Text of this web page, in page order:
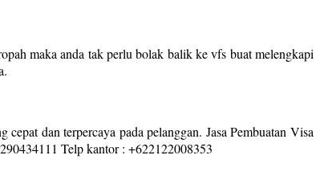
maka anda tak perlu bolak balik ke vfs buat melengkapi
dan terpercaya pada pelanggan. Jasa Pembuatan Visa
Telp kantor : +622122008353